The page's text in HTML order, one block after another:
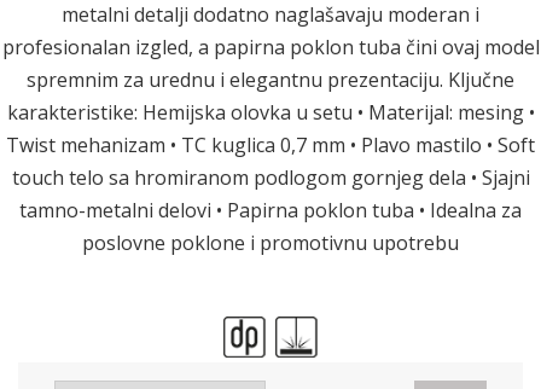
metalni detalji dodatno naglašavaju moderan i
profesionalan izgled, a papirna poklon tuba čini ovaj model
spremnim za urednu i elegantnu prezentaciju. Ključne
karakteristike: Hemijska olovka u setu • Materijal: mesing •
Twist mehanizam • TC kuglica 0,7 mm • Plavo mastilo • Soft
touch telo sa hromiranom podlogom gornjeg dela • Sjajni
tamno-metalni delovi • Papirna poklon tuba • Idealna za
poslovne poklone i promotivnu upotrebu